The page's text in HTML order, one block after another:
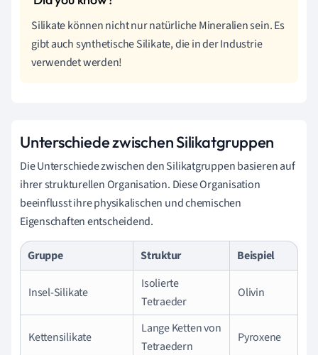
Silikate können nicht nur natürliche Mineralien sein. Es
gibt auch synthetische Silikate, die in der Industrie
verwendet werden!
Unterschiede zwischen Silikatgruppen
Die Unterschiede zwischen den Silikatgruppen basieren auf
ihrer strukturellen Organisation. Diese Organisation
beeinflusst ihre physikalischen und chemischen
Eigenschaften entscheidend.
Gruppe Struktur Beispiel
Insel-Silikate
Isolierte
Tetraeder
Olivin
Kettensilikate
Lange Ketten von
Tetraedern
Pyroxene